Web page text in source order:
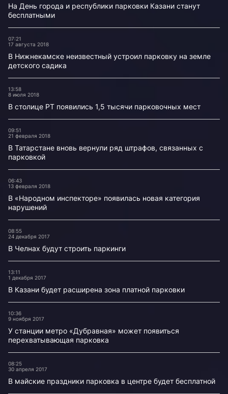
На День города и республики парковки Казани станут
бесплатными
07:21
17 августа 2018
В Нижнекамске неизвестный устроил парковку на земле
детского садика
13:58
8 июля 2018
В столице РТ появились 1,5 тысячи парковочных мест
09:51
21 февраля 2018
В Татарстане вновь вернули ряд штрафов, связанных с
парковкой
06:43
13 февраля 2018
В «Народном инспекторе» появилась новая категория
нарушений
08:55
24 декабря 2017
В Челнах будут строить паркинги
13:11
1 декабря 2017
В Казани будет расширена зона платной парковки
10:36
9 ноября 2017
У станции метро «Дубравная» может появиться
перехватывающая парковка
08:25
30 апреля 2017
В майские праздники парковка в центре будет бесплатной